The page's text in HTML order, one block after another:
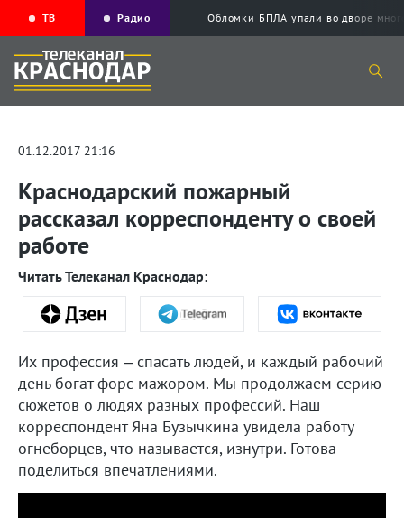
ТВ Радио Обломки БПЛА упали во дворе
01.12.2017 21:16
Краснодарский пожарный
рассказал корреспонденту о своей
работе
Читать Телеканал Краснодар:
Их профессия – спасать людей, и каждый рабочий
день богат форс-мажором. Мы продолжаем серию
сюжетов о людях разных профессий. Наш
корреспондент Яна Бузычкина увидела работу
огнеборцев, что называется, изнутри. Готова
поделиться впечатлениями.